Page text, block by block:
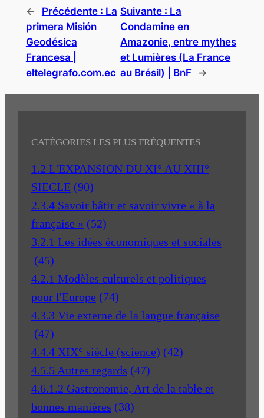
← Précédente : La
primera Misión
Geodésica
Francesa |
eltelegrafo.com.ec
Suivante : La
Condamine en
Amazonie, entre mythes
et Lumières (La France
au Brésil) | BnF
→
CATÉGORIES LES PLUS FRÉQUENTES
1.2 L'EXPANSION DU XI° AU XIII°
SIECLE (90)
2.3.4 Savoir bâtir et savoir vivre « à la
française » (52)
3.2.1 Les idées économiques et sociales
(45)
4.2.1 Modèles culturels et politiques
pour l'Europe (74)
4.3.3 Vie externe de la langue française
(47)
4.4.4 XIX° siècle (science) (42)
4.5.5 Autres regards (47)
4.6.1.2 Gastronomie, Art de la table et
bonnes manières (38)